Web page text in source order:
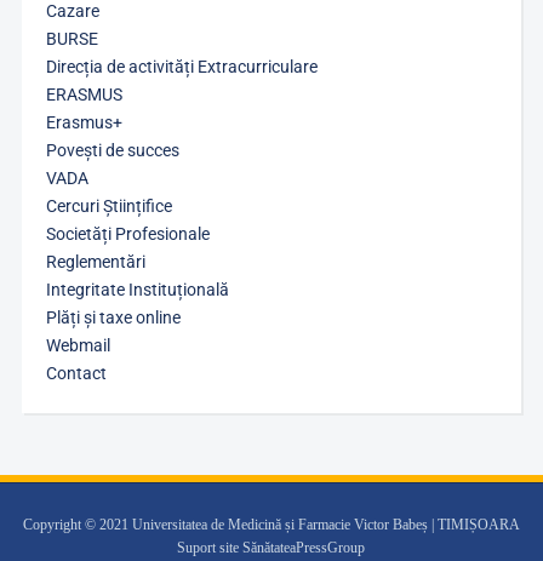
Cazare
BURSE
Direcția de activități Extracurriculare
ERASMUS
Erasmus+
Povești de succes
VADA
Cercuri Științifice
Societăți Profesionale
Reglementări
Integritate Instituțională
Plăți și taxe online
Webmail
Contact
Copyright © 2021 Universitatea de Medicină și Farmacie Victor Babeș | TIMIȘOARA
Suport site SănătateaPressGroup